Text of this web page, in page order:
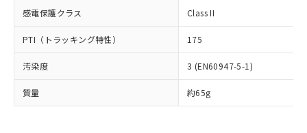
感電保護クラス Class II
PTI（トラッキング特性） 175
汚染度 3 (EN60947-5-1)
質量 約65g
あります。
お客様が当ウェブサイト上で当社にご
登録された部品リストについて、当社
および当社の共同利用者が、当社の製
品・サービスに関するお客様との取
引・商談に必要な範囲で利用すること
※3 非含有証明書ダウンロード
下記の非含有証明書をダウンロードするこ
EU RoHS指令（10物質）の非含有証明書
「－」：未確認です。当社販売部門へお問
キャンセル